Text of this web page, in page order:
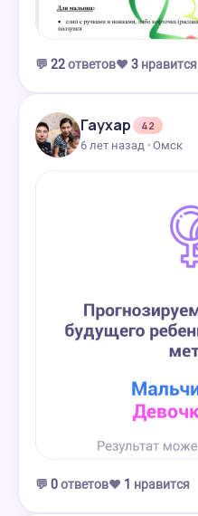
💬 22ответов❤️ 3 нравится
Гаухар
42
6 лет назад · Омск
💬 0ответов❤️ 1 нравится